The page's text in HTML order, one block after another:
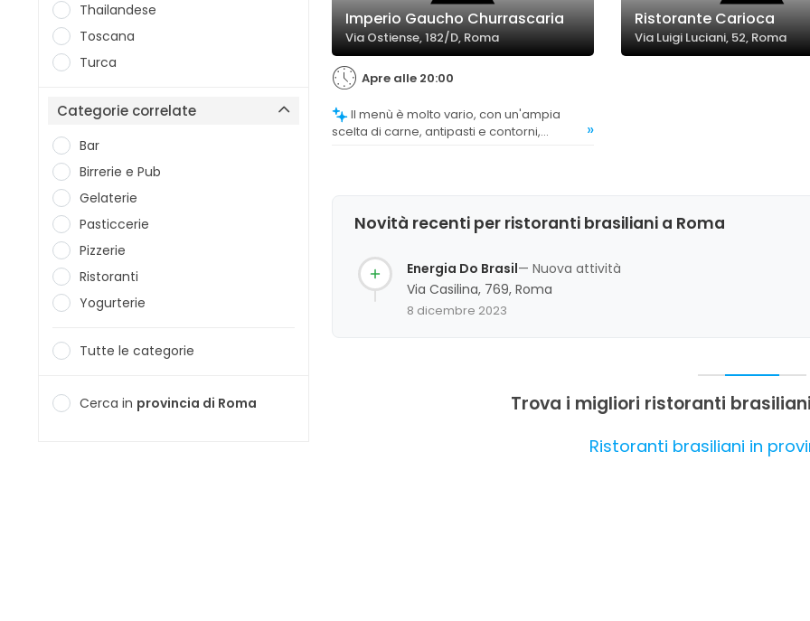
Thailandese
Toscana
Turca
Categorie correlate
Bar
Birrerie e Pub
Gelaterie
Pasticcerie
Pizzerie
Ristoranti
Yogurterie
Tutte le categorie
Cerca in provincia di Roma
Imperio Gaucho Churrascaria
Via Ostiense, 182/D, Roma
Apre alle 20:00
scelta di carne, antipasti e contorni,
»
Ristorante Carioca
Via Luigi Luciani, 52, Roma
Novità recenti per ristoranti brasiliani a Roma
Energia Do Brasil— Nuova attività
Via Casilina, 769, Roma
8 dicembre 2023
Trova i migliori ristoranti
Ristoranti brasiliani in